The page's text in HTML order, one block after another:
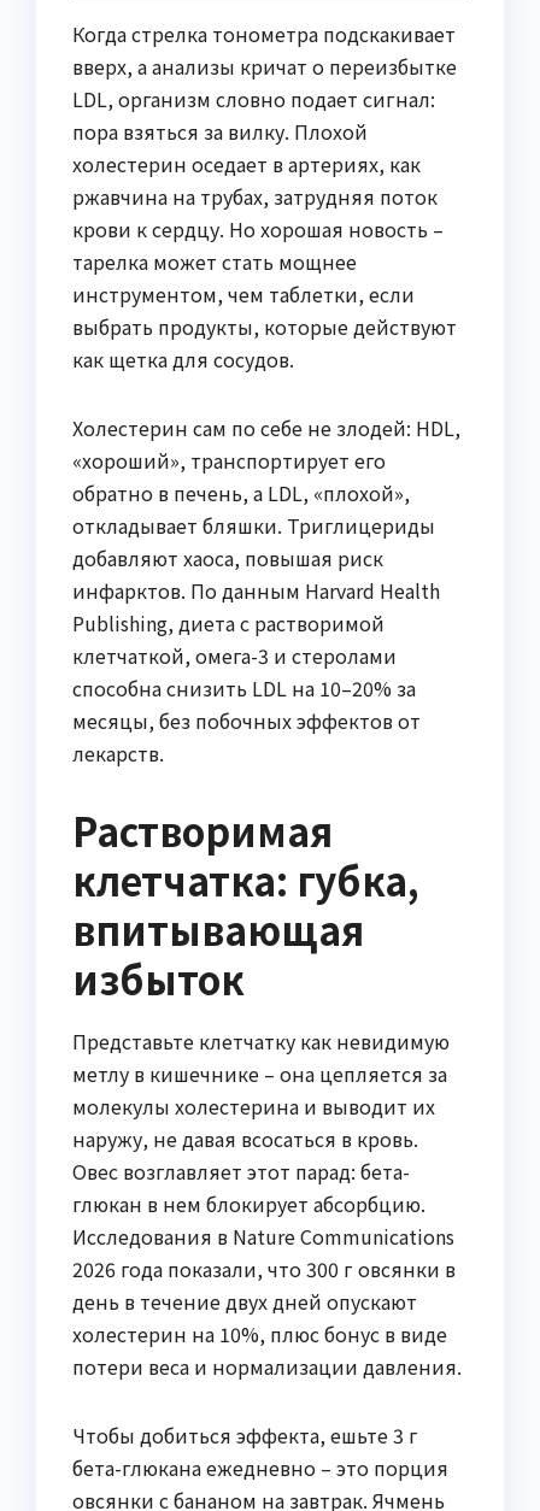
Когда стрелка тонометра подскакивает
вверх, а анализы кричат о переизбытке
LDL, организм словно подает сигнал:
пора взяться за вилку. Плохой
холестерин оседает в артериях, как
ржавчина на трубах, затрудняя поток
крови к сердцу. Но хорошая новость –
тарелка может стать мощнее
инструментом, чем таблетки, если
выбрать продукты, которые действуют
как щетка для сосудов.
Холестерин сам по себе не злодей: HDL,
«хороший», транспортирует его
обратно в печень, а LDL, «плохой»,
откладывает бляшки. Триглицериды
добавляют хаоса, повышая риск
инфарктов. По данным Harvard Health
Publishing, диета с растворимой
клетчаткой, омега-3 и стеролами
способна снизить LDL на 10–20% за
месяцы, без побочных эффектов от
лекарств.
Растворимая
клетчатка: губка,
впитывающая
избыток
Представьте клетчатку как невидимую
метлу в кишечнике – она цепляется за
молекулы холестерина и выводит их
наружу, не давая всосаться в кровь.
Овес возглавляет этот парад: бета-
глюкан в нем блокирует абсорбцию.
Исследования в Nature Communications
2026 года показали, что 300 г овсянки в
день в течение двух дней опускают
холестерин на 10%, плюс бонус в виде
потери веса и нормализации давления.
Чтобы добиться эффекта, ешьте 3 г
бета-глюкана ежедневно – это порция
овсянки с бананом на завтрак. Ячмень